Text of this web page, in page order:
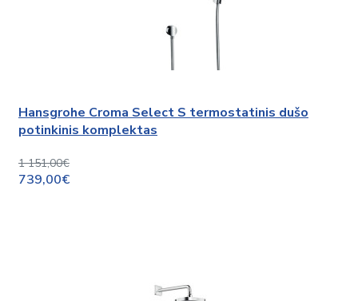
Hansgrohe Croma Select S termostatinis dušo
potinkinis komplektas
1 151,00€
739,00€